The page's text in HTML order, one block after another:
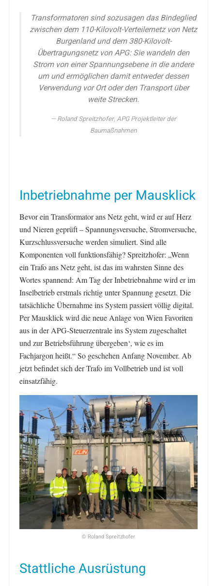
Transformatoren sind sozusagen das Bindeglied
zwischen dem 110-Kilovolt-Verteilernetz von Netz
Burgenland und dem 380-Kilovolt-
Übertragungsnetz von APG: Sie wandeln den
Strom von einer Spannungsebene in die andere
um und ermöglichen damit entweder dessen
Verwendung vor Ort oder den Transport über
weite Strecken.
Roland Spreitzhofer, APG Projektleiter der
Baumaßnahmen
Inbetriebnahme per Mausklick
Bevor ein Transformator ans Netz geht, wird er auf Herz
und Nieren geprüft – Spannungsversuche, Stromversuche,
Kurzschlussversuche werden simuliert. Sind alle
Komponenten voll funktionsfähig? Spreitzhofer: „Wenn
ein Trafo ans Netz geht, ist das im wahrsten Sinne des
Wortes spannend: Am Tag der Inbetriebnahme wird er im
Inselbetrieb erstmals richtig unter Spannung gesetzt. Die
tatsächliche Übernahme ins System passiert völlig digital.
Per Mausklick wird die neue Anlage von Wien Favoriten
aus in der APG-Steuerzentrale ins System zugeschaltet
und zur Betriebsführung übergeben‘, wie es im
Fachjargon heißt.“ So geschehen Anfang November. Ab
jetzt befindet sich der Trafo im Vollbetrieb und ist voll
einsatzfähig.
© Roland Spreitzhofer
Stattliche Ausrüstung